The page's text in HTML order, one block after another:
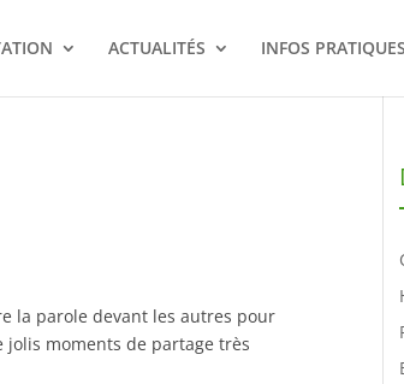
ACTUALITÉS INFOS PRATIQUES
la parole devant les autres pour
moments de partage très